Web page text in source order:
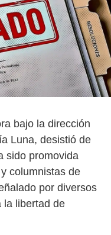
bajo la dirección
Luna, desistió de
sido promovida
columnistas de
por diversos
la libertad de